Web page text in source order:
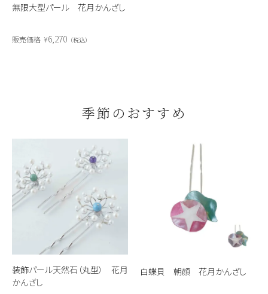
無限大型パール 花月かんざし
販売価格 ¥6,270 税込
季節のおすすめ
装飾パール天然石（丸型） 花月
かんざし
白蝶貝 朝顔 花月かんざし